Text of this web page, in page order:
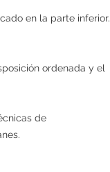
en la parte inferior.
ordenada y el
de